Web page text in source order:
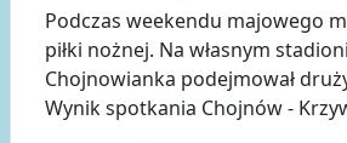
Podczas weekendu majowego
piłki nożnej. Na własnym
Chojnowianka podejmował
Wynik spotkania Chojnów -